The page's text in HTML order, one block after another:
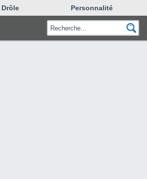
Drôle Personnalité